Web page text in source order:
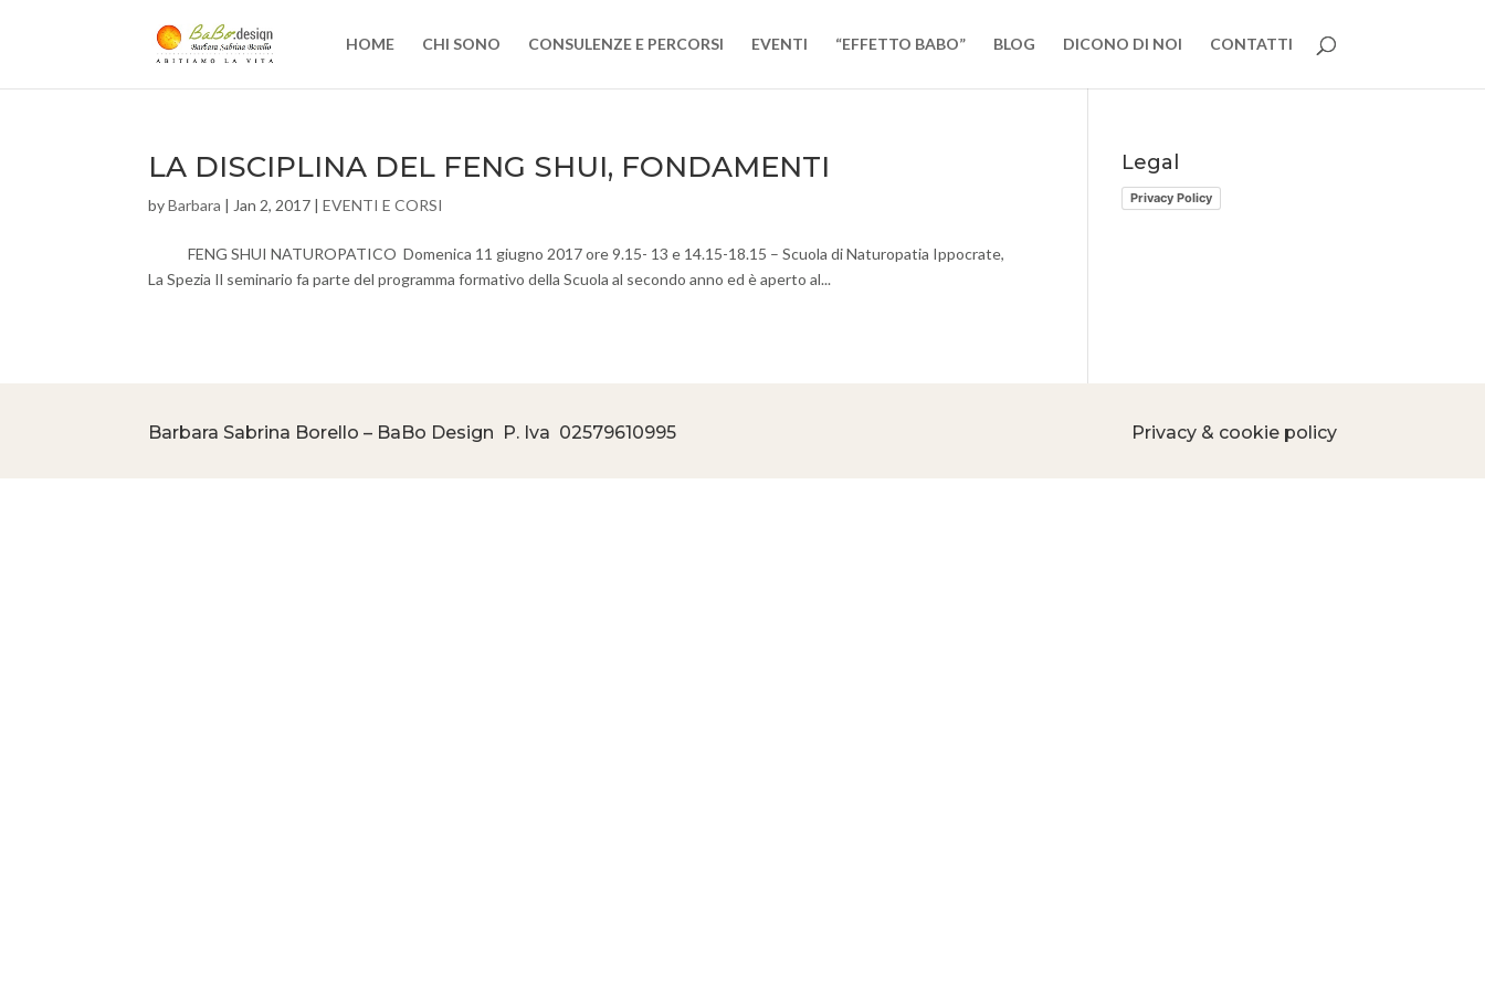
HOME CHI SONO CONSULENZE E PERCORSI EVENTI “EFFETTO BABO” BLOG DICONO DI NOI CONTATTI
LA DISCIPLINA DEL FENG SHUI, FONDAMENTI
byBarbara | Jan 2, 2017 |EVENTI E CORSI
FENG SHUI NATUROPATICO Domenica 11 giugno 2017 ore 9.15- 13 e 14.15-18.15 – Scuola di Naturopatia Ippocrate,
La Spezia Il seminario fa parte del programma formativo della Scuola al secondo anno ed è aperto al...
Legal
Privacy Policy
Barbara Sabrina Borello – BaBo Design P. Iva 02579610995 Privacy & cookie policy